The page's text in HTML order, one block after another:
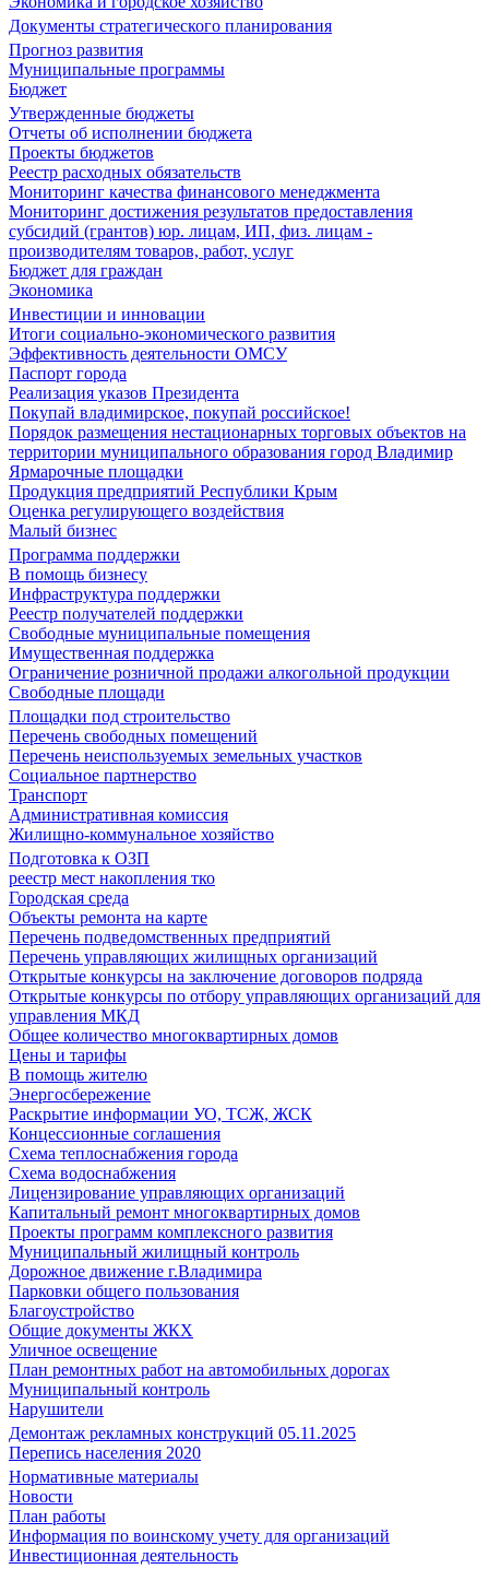
Документы стратегического планирования
Прогноз развития
Муниципальные программы
Бюджет
Утвержденные бюджеты
Отчеты об исполнении бюджета
Проекты бюджетов
Реестр расходных обязательств
Мониторинг качества финансового менеджмента
Мониторинг достижения результатов предоставления
субсидий (грантов) юр. лицам, ИП, физ. лицам -
производителям товаров, работ, услуг
Бюджет для граждан
Экономика
Инвестиции и инновации
Итоги социально-экономического развития
Эффективность деятельности ОМСУ
Паспорт города
Реализация указов Президента
Покупай владимирское, покупай российское!
Порядок размещения нестационарных торговых объектов на
территории муниципального образования город Владимир
Ярмарочные площадки
Продукция предприятий Республики Крым
Оценка регулирующего воздействия
Малый бизнес
Программа поддержки
В помощь бизнесу
Инфраструктура поддержки
Реестр получателей поддержки
Свободные муниципальные помещения
Имущественная поддержка
Ограничение розничной продажи алкогольной продукции
Свободные площади
Площадки под строительство
Перечень свободных помещений
Перечень неиспользуемых земельных участков
Социальное партнерство
Транспорт
Административная комиссия
Жилищно-коммунальное хозяйство
Подготовка к ОЗП
реестр мест накопления тко
Городская среда
Объекты ремонта на карте
Перечень подведомственных предприятий
Перечень управляющих жилищных организаций
Открытые конкурсы на заключение договоров подряда
Открытые конкурсы по отбору управляющих организаций для
управления МКД
Общее количество многоквартирных домов
Цены и тарифы
В помощь жителю
Энергосбережение
Раскрытие информации УО, ТСЖ, ЖСК
Концессионные соглашения
Схема теплоснабжения города
Схема водоснабжения
Лицензирование управляющих организаций
Капитальный ремонт многоквартирных домов
Проекты программ комплексного развития
Муниципальный жилищный контроль
Дорожное движение г.Владимира
Парковки общего пользования
Благоустройство
Общие документы ЖКХ
Уличное освещение
План ремонтных работ на автомобильных дорогах
Муниципальный контроль
Нарушители
Демонтаж рекламных конструкций 05.11.2025
Перепись населения 2020
Нормативные материалы
Новости
План работы
Информация по воинскому учету для организаций
Инвестиционная деятельность